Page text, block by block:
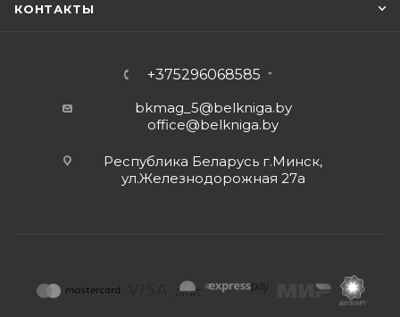
КОНТАКТЫ
+375296068585
bkmag_5@belkniga.by
office@belkniga.by
Республика Беларусь г.Минск,
ул.Железнодорожная 27а